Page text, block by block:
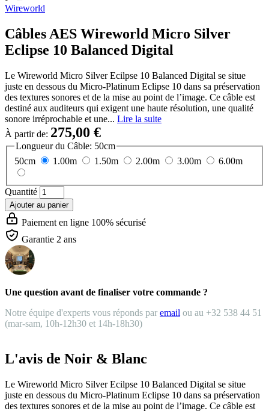
Wireworld
Câbles AES Wireworld Micro Silver
Eclipse 10 Balanced Digital
Le Wireworld Micro Silver Ecilpse 10 Balanced Digital se situe
juste en dessous du Micro-Platinum Eclipse 10 dans sa préservation
des textures sonores et de la mise au point de l’image. Ce câble est
destiné aux auditeurs qui exigent une haute résolution, une qualité
sonore irréprochable et une... Lire la suite
À partir de: 275,00 €
Longueur du Câble: 50cm
50cm
1.00m 1.50m 2.00m 3.00m 6.00m
Quantité
Ajouter au panier
Paiement en ligne 100% sécurisé
Garantie 2 ans
Une question avant de finaliser votre commande ?
Notre équipe d'experts vous réponds par email ou au +32 538 44 51
(mar-sam, 10h-12h30 et 14h-18h30)
L'avis de Noir & Blanc
Le Wireworld Micro Silver Ecilpse 10 Balanced Digital se situe
juste en dessous du Micro-Platinum Eclipse 10 dans sa préservation
des textures sonores et de la mise au point de l’image. Ce câble est